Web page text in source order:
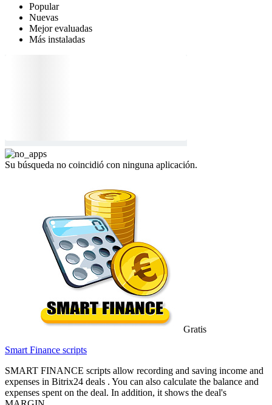
Popular
Nuevas
Mejor evaluadas
Más instaladas
Su búsqueda no coincidió con ninguna aplicación.
Gratis
Smart Finance scripts
SMART FINANCE scripts allow recording and saving income and
expenses in Bitrix24 deals . You can also calculate the balance and
expenses spent on the deal. In addition, it shows the deal's